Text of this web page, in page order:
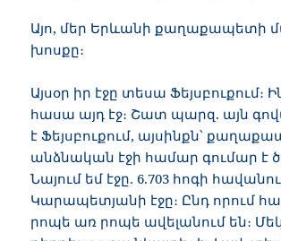
Այո, մեր Երևանի քաղաքապետի
խոսքը։
Այսօր իր էջը տեսա Ֆեյսբուքում։
հասա այդ էջ։ Շատ պարզ. այն
է Ֆեյսբուքում, այսինքն՝
անձնական էջի համար գումար է
Նայում եմ էջը. 6.703 հոգի
Կարապետյանի էջը։ Ընդ որում
րոպե առ րոպե ավելանում են։ Մեկ